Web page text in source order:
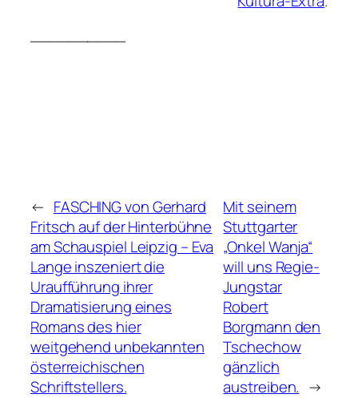
__________
← FASCHING von Gerhard
Fritsch auf der Hinterbühne
am Schauspiel Leipzig – Eva
Lange inszeniert die
Uraufführung ihrer
Dramatisierung eines
Romans des hier
weitgehend unbekannten
österreichischen
Schriftstellers.
Mit seinem
Stuttgarter
„Onkel Wanja“
will uns Regie-
Jungstar
Robert
Borgmann den
Tschechow
gänzlich
austreiben. →